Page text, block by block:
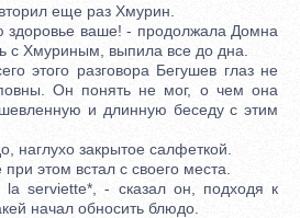
еще раз Хмурин.
ваше! - продолжала Домна
с Хмуриным, выпила все до дна.
этого разговора Бегушев глаз не
Он понять не мог, о чем она
и длинную беседу с этим
закрытое салфеткой.
этом встал с своего места.
- сказал он, подходя к
начал обносить блюдо.